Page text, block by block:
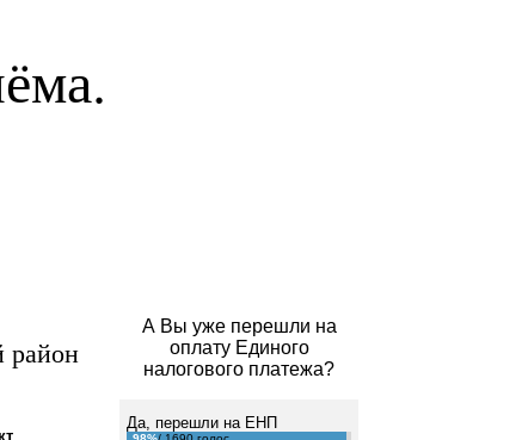
А Вы уже перешли на
оплату Единого
налогового платежа?
Да, перешли на ЕНП